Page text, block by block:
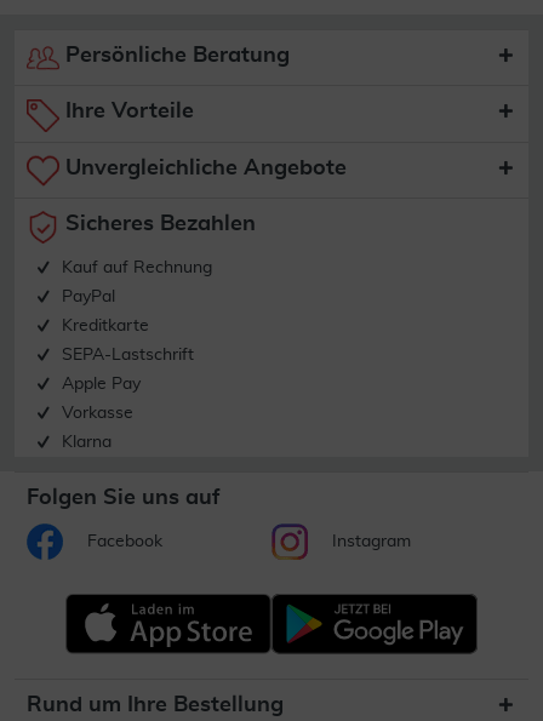
Persönliche Beratung
Ihre Vorteile
Unvergleichliche Angebote
Sicheres Bezahlen
Kauf auf Rechnung
PayPal
Kreditkarte
SEPA-Lastschrift
Apple Pay
Vorkasse
Klarna
Folgen Sie uns auf
Facebook Instagram
Rund um Ihre Bestellung